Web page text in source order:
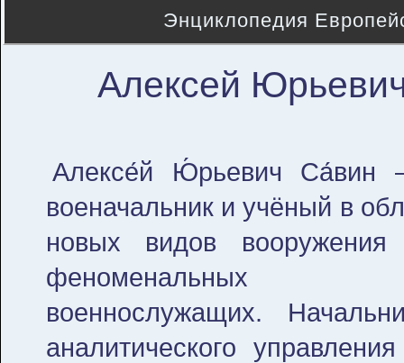
Энциклопедия
Алексей
Алексе́й Ю́рьевич Са́вин
военачальник и учёный в
новых видов
феноменальных
военнослужащих.
аналитического